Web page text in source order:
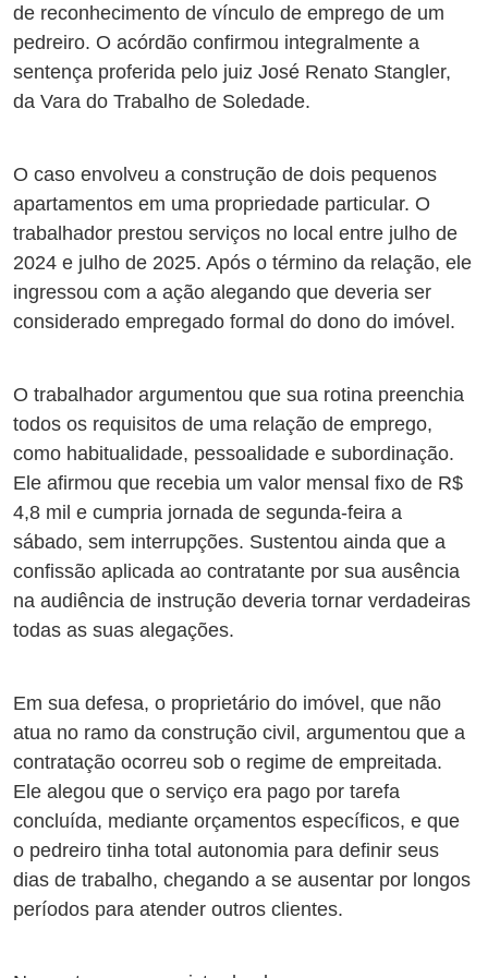
de reconhecimento de vínculo de emprego de um
pedreiro. O acórdão confirmou integralmente a
sentença proferida pelo juiz José Renato Stangler,
da Vara do Trabalho de Soledade.
O caso envolveu a construção de dois pequenos
apartamentos em uma propriedade particular. O
trabalhador prestou serviços no local entre julho de
2024 e julho de 2025. Após o término da relação, ele
ingressou com a ação alegando que deveria ser
considerado empregado formal do dono do imóvel.
O trabalhador argumentou que sua rotina preenchia
todos os requisitos de uma relação de emprego,
como habitualidade, pessoalidade e subordinação.
Ele afirmou que recebia um valor mensal fixo de R$
4,8 mil e cumpria jornada de segunda-feira a
sábado, sem interrupções. Sustentou ainda que a
confissão aplicada ao contratante por sua ausência
na audiência de instrução deveria tornar verdadeiras
todas as suas alegações.
Em sua defesa, o proprietário do imóvel, que não
atua no ramo da construção civil, argumentou que a
contratação ocorreu sob o regime de empreitada.
Ele alegou que o serviço era pago por tarefa
concluída, mediante orçamentos específicos, e que
o pedreiro tinha total autonomia para definir seus
dias de trabalho, chegando a se ausentar por longos
períodos para atender outros clientes.